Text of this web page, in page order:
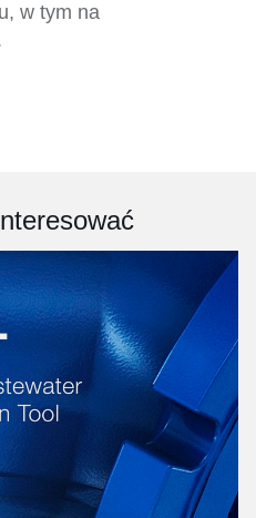
w tym na